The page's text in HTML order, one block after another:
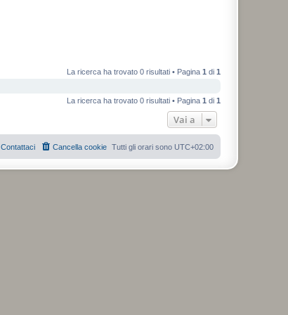
La ricerca ha trovato 0 risultati • Pagina 1 di 1
La ricerca ha trovato 0 risultati • Pagina 1 di 1
Vai a
Tutti gli orari sono UTC+02:00
Cancella cookie
Contattaci